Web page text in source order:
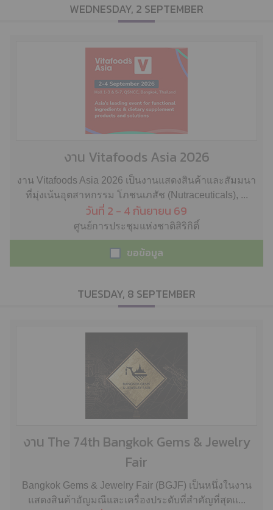
WEDNESDAY, 2 SEPTEMBER
งาน Vitafoods Asia 2026
งาน Vitafoods Asia 2026 เป็นงานแสดงสินค้าและสัมมนา
ที่มุ่งเน้นอุตสาหกรรม โภชนเภสัช (Nutraceuticals), ...
วันที่ 2 - 4 กันยายน 69
ศูนย์การประชุมแห่งชาติสิริกิติ์
ขอข้อมูล
TUESDAY, 8 SEPTEMBER
งาน The 74th Bangkok Gems & Jewelry
Fair
Bangkok Gems & Jewelry Fair (BGJF) เป็นหนึ่งในงาน
แสดงสินค้าอัญมณีและเครื่องประดับที่สำคัญที่สุดแ...